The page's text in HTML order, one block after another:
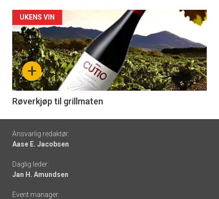
Forsiden
akkurat
nå
-
6
+
UKENS VIN
Røverkjøp til grillmaten
Footer
-
links
Ansvarlig redaktør:
Aase E. Jacobsen
Daglig leder:
Jan H. Amundsen
Event manager: